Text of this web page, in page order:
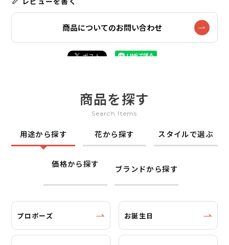
商品についてのお問い合わせ
商品を探す
Search Items
用途から探す 花から探す スタイルで選ぶ
価格から探す ブランドから探す
プロポーズ お誕生日